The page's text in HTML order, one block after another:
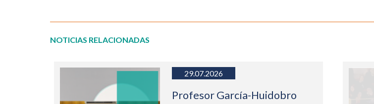
NOTICIAS RELACIONADAS
29.07.2026
Profesor García-Huidobro